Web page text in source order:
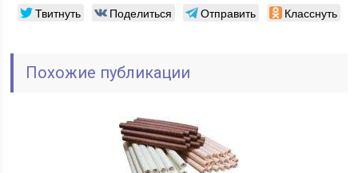
Твитнуть Поделиться Отправить Класснуть
Похожие публикации